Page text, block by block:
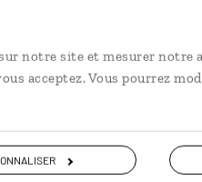
notre site et mesurer notre
acceptez. Vous pourrez